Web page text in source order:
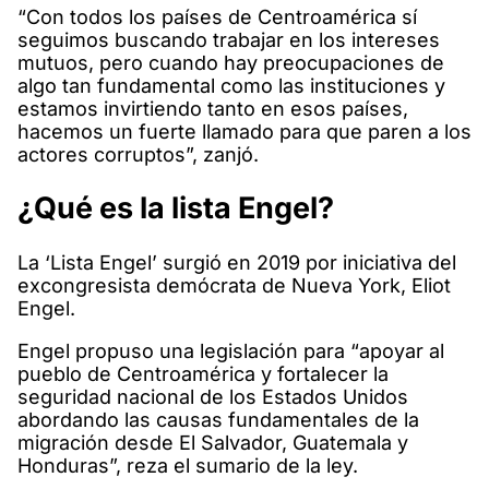
“Con todos los países de Centroamérica sí
seguimos buscando trabajar en los intereses
mutuos, pero cuando hay preocupaciones de
algo tan fundamental como las instituciones y
estamos invirtiendo tanto en esos países,
hacemos un fuerte llamado para que paren a los
actores corruptos”, zanjó.
¿Qué es la lista Engel?
La ‘Lista Engel’ surgió en 2019 por iniciativa del
excongresista demócrata de Nueva York, Eliot
Engel.
Engel propuso una legislación para “apoyar al
pueblo de Centroamérica y fortalecer la
seguridad nacional de los Estados Unidos
abordando las causas fundamentales de la
migración desde El Salvador, Guatemala y
Honduras”, reza el sumario de la ley.